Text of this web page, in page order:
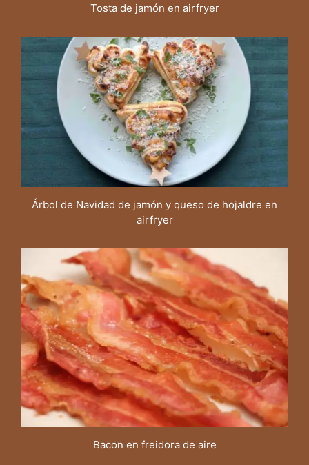
Tosta de jamón en airfryer
Árbol de Navidad de jamón y queso de hojaldre en
airfryer
Bacon en freidora de aire